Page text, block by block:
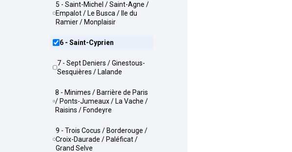
5 - Saint-Michel / Saint-Agne /
Empalot / Le Busca / Ile du
Ramier / Monplaisir
6 - Saint-Cyprien
7 - Sept Deniers / Ginestous-
Sesquières / Lalande
8 - Minimes / Barrière de Paris
/ Ponts-Jumeaux / La Vache /
Raisins / Fondeyre
9 - Trois Cocus / Borderouge /
Croix-Daurade / Paléficat /
Grand Selve